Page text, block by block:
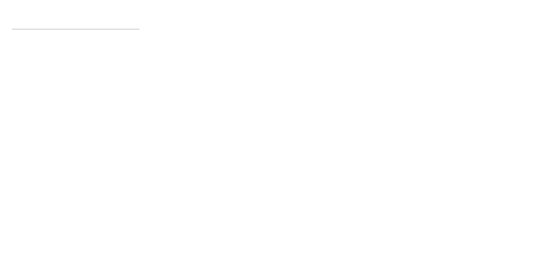
+90 543 345 46 00